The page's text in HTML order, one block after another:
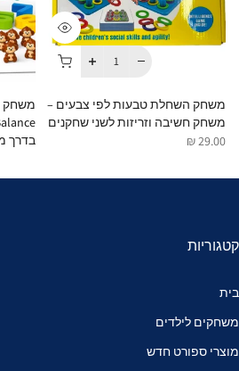
משחק השחלת טבעות לפי צבעים –
משחק חשיבה וזריזות לשני שחקנים
29.00 ₪
בדרך
קטגוריות
בית
משחקים לילדים
מוצרי ספורט חדש